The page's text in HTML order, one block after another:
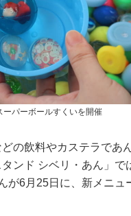
ーパーボールすくいを開催
の飲料やカステラであ
ンド シベリ・あん」で
が6月25日に、新メニュ